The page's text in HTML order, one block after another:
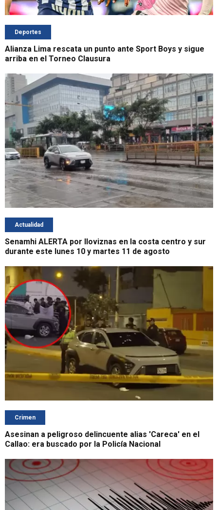
Deportes
Alianza Lima rescata un punto ante Sport Boys y sigue
arriba en el Torneo Clausura
Actualidad
Senamhi ALERTA por lloviznas en la costa centro y sur
durante este lunes 10 y martes 11 de agosto
Crimen
Asesinan a peligroso delincuente alias 'Careca' en el
Callao: era buscado por la Policía Nacional